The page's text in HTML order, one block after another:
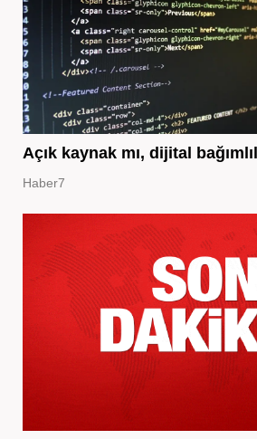
Açık kaynak mı, dijital
Haber7